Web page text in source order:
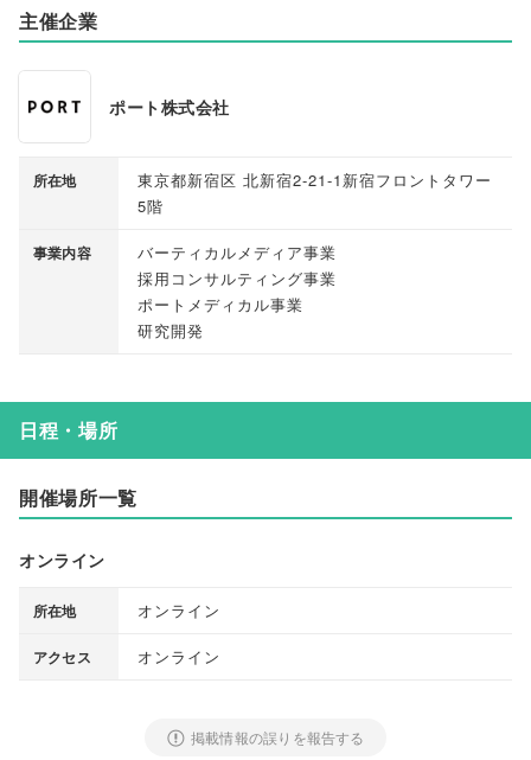
主催企業
ポート株式会社
所在地
東京都新宿区 北新宿2-21-1新宿フロントタワー
5階
事業内容
バーティカルメディア事業
採用コンサルティング事業
ポートメディカル事業
研究開発
日程・場所
開催場所一覧
オンライン
所在地 オンライン
アクセス オンライン
掲載情報の誤りを報告する